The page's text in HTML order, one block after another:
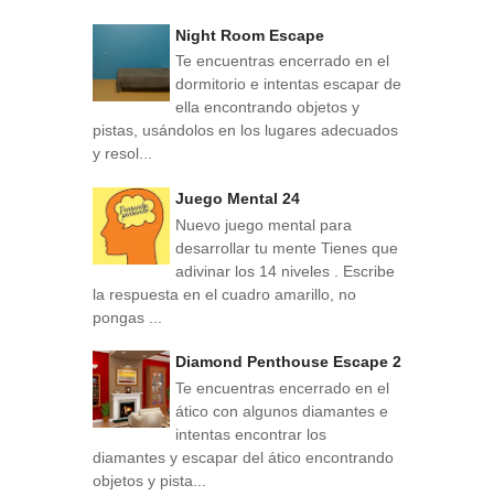
Night Room Escape
Te encuentras encerrado en el
dormitorio e intentas escapar de
ella encontrando objetos y
pistas, usándolos en los lugares adecuados
y resol...
Juego Mental 24
Nuevo juego mental para
desarrollar tu mente Tienes que
adivinar los 14 niveles . Escribe
la respuesta en el cuadro amarillo, no
pongas ...
Diamond Penthouse Escape 2
Te encuentras encerrado en el
ático con algunos diamantes e
intentas encontrar los
diamantes y escapar del ático encontrando
objetos y pista...